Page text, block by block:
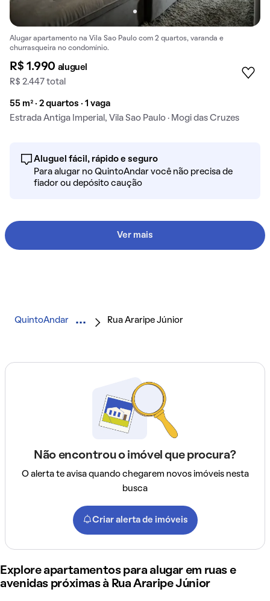
Alugar apartamento na Vila Sao Paulo com 2 quartos, varanda e
churrasqueira no condomínio.
R$ 1.990 aluguel
R$ 2.447 total
55 m² · 2 quartos · 1 vaga
Estrada Antiga Imperial, Vila Sao Paulo · Mogi das Cruzes
Aluguel fácil, rápido e seguro
Para alugar no QuintoAndar você não precisa de
fiador ou depósito caução
Ver mais
QuintoAndar Rua Araripe Júnior
Não encontrou o imóvel que procura?
O alerta te avisa quando chegarem novos imóveis nesta
busca
Criar alerta de imóveis
Explore apartamentos para alugar em ruas e
avenidas próximas à Rua Araripe Júnior